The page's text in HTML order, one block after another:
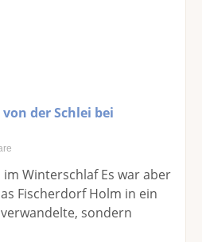
der Schlei bei
Winterschlaf Es war aber
Fischerdorf Holm in ein
sondern